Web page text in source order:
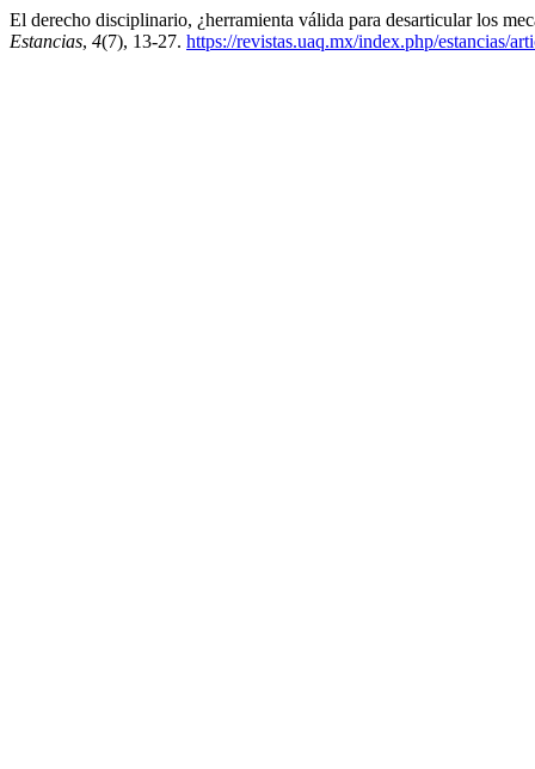
El derecho disciplinario, ¿herramienta válida para desarticular los
Estancias, 4(7), 13-27. https://revistas.uaq.mx/index.php/estancias/